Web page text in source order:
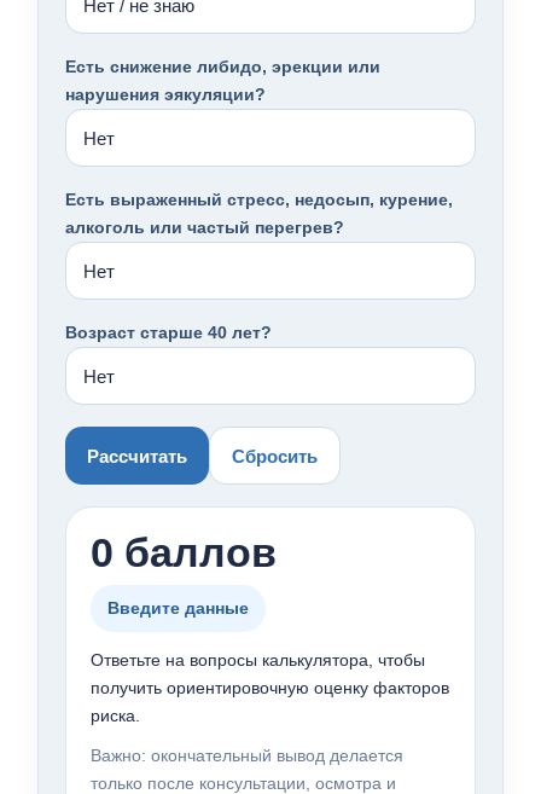
Есть снижение либидо, эрекции или
нарушения эякуляции?
Есть выраженный стресс, недосып, курение,
алкоголь или частый перегрев?
Возраст старше 40 лет?
Рассчитать Сбросить
0 баллов
Введите данные
Ответьте на вопросы калькулятора, чтобы
получить ориентировочную оценку факторов
риска.
Важно: окончательный вывод делается
только после консультации, осмотра и